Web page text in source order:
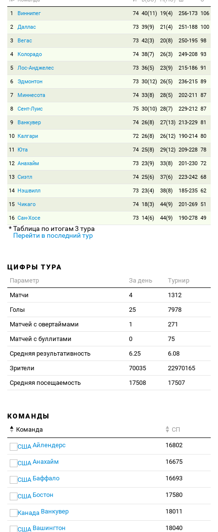
1 Виннипег 74 40(11) 19(4) 256-173 106
2 Даллас 73 39(9) 21(4) 251-188 100
3 Вегас 73 42(3) 20(8) 250-195 98
4 Колорадо 74 38(7) 26(3) 249-208 93
5 Лос-Анджелес 73 36(5) 23(9) 215-186 91
6 Эдмонтон 73 30(12) 26(5) 236-215 89
7 Миннесота 74 33(8) 28(5) 202-211 87
8 Сент-Луис 75 30(10) 28(7) 229-212 87
9 Ванкувер 74 26(8) 27(13) 213-229 81
10 Калгари 72 26(8) 26(12) 190-214 80
11 Юта 74 25(8) 29(12) 209-228 78
12 Анахайм 73 23(9) 33(8) 201-230 72
13 Сиэтл 74 25(6) 37(6) 223-242 68
14 Нэшвилл 73 23(4) 38(8) 185-235 62
15 Чикаго 74 18(3) 44(9) 201-269 51
16 Сан-Хосе 73 14(6) 44(9) 190-278 49
* Таблица по итогам 3 тура
Перейти в последний тур
ЦИФРЫ ТУРА
Параметр За день
Турнир
Матчи
4
1312
Голы
25
7978
Матчей с овертаймами
1
271
Матчей с буллитами
0
75
Средняя результативность
6.25
6.08
Зрители
70035
22970165
Средняя посещаемость
17508 17507
КОМАНДЫ
Команда СП
Айлендерс 16802
Анахайм 16675
Баффало 16693
Бостон 17580
Ванкувер 18011
Вашингтон 18040